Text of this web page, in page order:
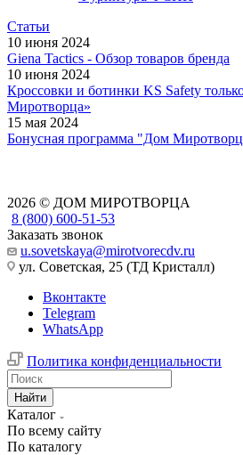
Статьи
10 июня 2024
Giena Tactics - Обзор товаров бренда
10 июня 2024
Кроссовки и ботинки KS Safety
Миротворца»
15 мая 2024
Бонусная программа "Дом
2026 © ДОМ МИРОТВОРЦА
8 (800) 600-51-53
Заказать звонок
u.sovetskaya@mirotvorecdv.ru
ул. Советская, 25 (ТД Кристалл)
Вконтакте
Telegram
WhatsApp
Политика конфиденциальности
Найти
Каталог
По всему сайту
По каталогу